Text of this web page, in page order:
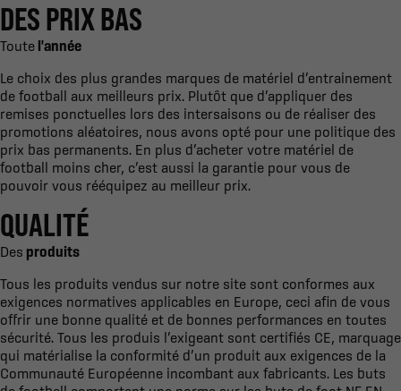
DES PRIX BAS
Toute l'année
Le choix des plus grandes marques de matériel d’entrainement
de football aux meilleurs prix. Plutôt que d’appliquer des
remises ponctuelles lors des intersaisons ou de réaliser des
promotions aléatoires, nous avons opté pour une politique des
prix bas permanents. En plus d’acheter votre matériel de
football moins cher, c’est aussi la garantie pour vous de
pouvoir vous rééquipez au meilleur prix.
QUALITÉ
Des produits
Tous les produits vendus sur notre site sont conformes aux
exigences normatives applicables en Europe, ceci afin de vous
offrir une bonne qualité et de bonnes performances en toutes
sécurité. Tous les produis l’exigeant sont certifiés CE, marquage
qui matérialise la conformité d’un produit aux exigences de la
Communauté Européenne incombant aux fabricants. Les buts